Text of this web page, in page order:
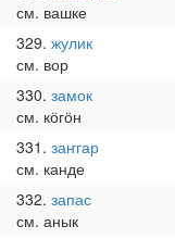
см. вашке
329 жулик
см. вор
330 замок
см. кӧгӧн
331 заҥгар
см. канде
332 запас
см. анык